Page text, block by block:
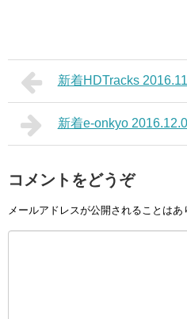
新着HDTracks
新着e-onkyo
コメントをどうぞ
メールアドレスが公開されることはあ